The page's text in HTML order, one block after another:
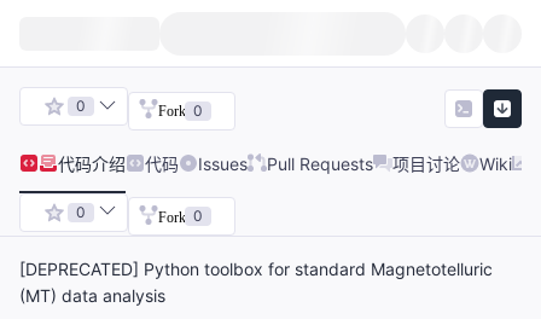
0 Fork 0
代码介绍 代码 Issues Pull Requests 项目讨论 Wiki
0 Fork 0
[DEPRECATED] Python toolbox for standard Magnetotelluric
(MT) data analysis